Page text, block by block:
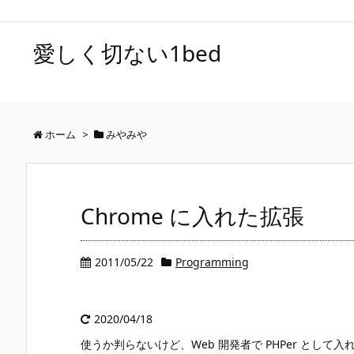
愛しく切ない1bed
ホーム > みやみや
Chrome に入れた拡張
2011/05/22 Programming
2020/04/18
使うか判らないけど、Web 開発者で PHPer として入れ